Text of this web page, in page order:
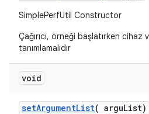
SimplePerfUtil Constructor
Çağırıcı, örneği başlatırken
tanımlamalıdır
void
setArgumentList( arguList)